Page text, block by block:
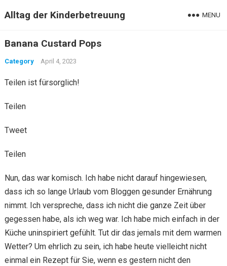
Alltag der Kinderbetreuung MENU
Banana Custard Pops
Category April 4, 2023
Teilen ist fürsorglich!
Teilen
Tweet
Teilen
Nun, das war komisch. Ich habe nicht darauf hingewiesen,
dass ich so lange Urlaub vom Bloggen gesunder Ernährung
nimmt. Ich verspreche, dass ich nicht die ganze Zeit über
gegessen habe, als ich weg war. Ich habe mich einfach in der
Küche uninspiriert gefühlt. Tut dir das jemals mit dem warmen
Wetter? Um ehrlich zu sein, ich habe heute vielleicht nicht
einmal ein Rezept für Sie, wenn es gestern nicht den